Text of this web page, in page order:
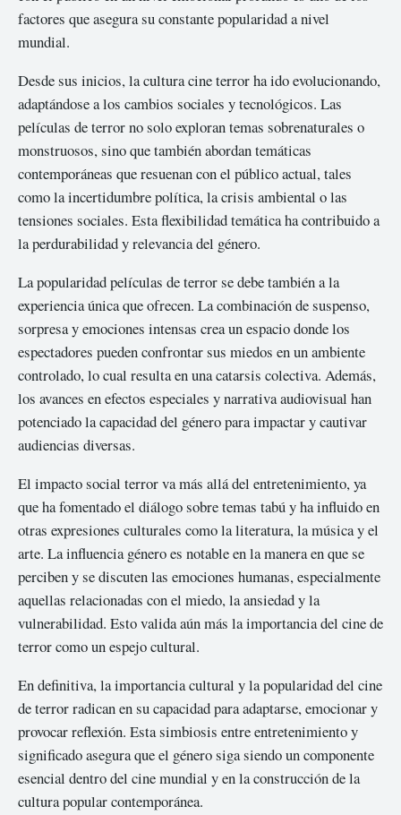
factores que asegura su constante popularidad a nivel
mundial.
Desde sus inicios, la cultura cine terror ha ido evolucionando,
adaptándose a los cambios sociales y tecnológicos. Las
películas de terror no solo exploran temas sobrenaturales o
monstruosos, sino que también abordan temáticas
contemporáneas que resuenan con el público actual, tales
como la incertidumbre política, la crisis ambiental o las
tensiones sociales. Esta flexibilidad temática ha contribuido a
la perdurabilidad y relevancia del género.
La popularidad películas de terror se debe también a la
experiencia única que ofrecen. La combinación de suspenso,
sorpresa y emociones intensas crea un espacio donde los
espectadores pueden confrontar sus miedos en un ambiente
controlado, lo cual resulta en una catarsis colectiva. Además,
los avances en efectos especiales y narrativa audiovisual han
potenciado la capacidad del género para impactar y cautivar
audiencias diversas.
El impacto social terror va más allá del entretenimiento, ya
que ha fomentado el diálogo sobre temas tabú y ha influido en
otras expresiones culturales como la literatura, la música y el
arte. La influencia género es notable en la manera en que se
perciben y se discuten las emociones humanas, especialmente
aquellas relacionadas con el miedo, la ansiedad y la
vulnerabilidad. Esto valida aún más la importancia del cine de
terror como un espejo cultural.
En definitiva, la importancia cultural y la popularidad del cine
de terror radican en su capacidad para adaptarse, emocionar y
provocar reflexión. Esta simbiosis entre entretenimiento y
significado asegura que el género siga siendo un componente
esencial dentro del cine mundial y en la construcción de la
cultura popular contemporánea.